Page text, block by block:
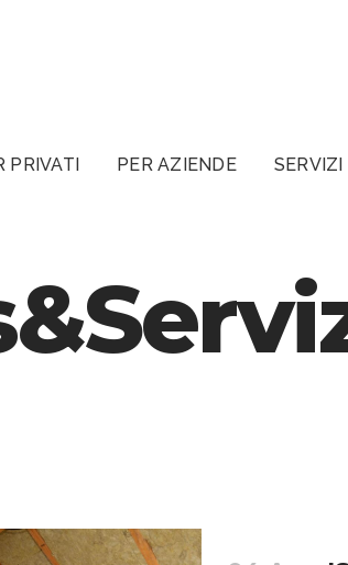
PRIVATI PER AZIENDE SERVIZI